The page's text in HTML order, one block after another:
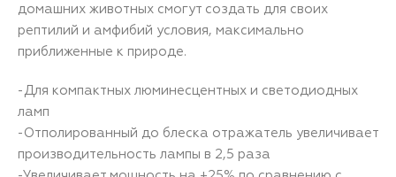
домашних животных смогут создать для своих
рептилий и амфибий условия, максимально
приближенные к природе.
-Для компактных люминесцентных и светодиодных
ламп
-Отполированный до блеска отражатель увеличивает
производительность лампы в 2,5 раза